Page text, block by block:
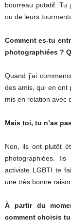
bourreau putatif. Tu
ou de leurs
Comment es-tu
photographiées ?
Quand j’ai
des amis, qui en ont
mis en relation avec
Mais toi, tu n’as
Non, ils ont plutôt
photographiées.
activiste LGBTI te
une très bonne
À partir du
comment choisis